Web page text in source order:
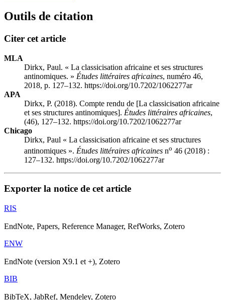
Outils de citation
Citer cet article
MLA
Dirkx, Paul. « La classicisation africaine et ses structures
antinomiques. » Études littéraires africaines, numéro 46,
2018, p. 127–132. https://doi.org/10.7202/1062277ar
APA
Dirkx, P. (2018). Compte rendu de [La classicisation africaine
et ses structures antinomiques]. Études littéraires africaines,
(46), 127–132. https://doi.org/10.7202/1062277ar
Chicago
Dirkx, Paul « La classicisation africaine et ses structures
antinomiques ». Études littéraires africaines no 46 (2018) :
127–132. https://doi.org/10.7202/1062277ar
Exporter la notice de cet article
RIS
EndNote, Papers, Reference Manager, RefWorks, Zotero
ENW
EndNote (version X9.1 et +), Zotero
BIB
BibTeX, JabRef, Mendeley, Zotero